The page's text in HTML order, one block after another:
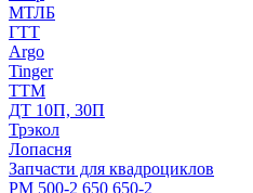
МТЛБ
ГТТ
Argo
Tinger
ТТМ
ДТ 10П, 30П
Трэкол
Лопасня
Запчасти для квадроциклов
РМ 500-2 650 650-2